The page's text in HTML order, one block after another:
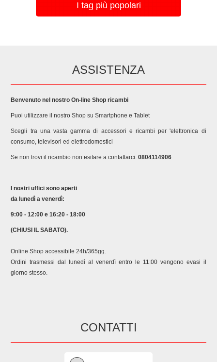
I tag più popolari
ASSISTENZA
Benvenuto nel nostro On-line Shop ricambi
Puoi utilizzare il nostro Shop su Smartphone e Tablet
Scegli tra una vasta gamma di accessori e ricambi per 'elettronica di
consumo, televisori ed elettrodomestici
Se non trovi il ricambio non esitare a contattarci:0804114906
I nostri uffici sono aperti
da lunedì a venerdì:
9:00 - 12:00 e 16:20 - 18:00
(CHIUSI IL SABATO).
Online Shop accessibile 24h/365gg.
Ordini trasmessi dal lunedì al venerdì entro le 11:00 vengono evasi il
giorno stesso.
CONTATTI